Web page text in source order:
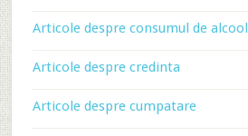
Articole despre consumul de alcool
Articole despre credinta
Articole despre cumpatare